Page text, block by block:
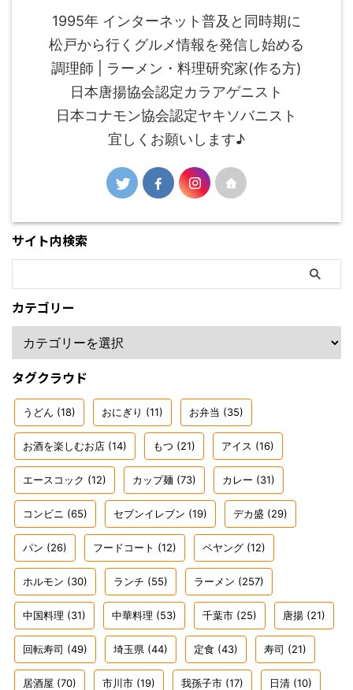
1995年 インターネット普及と同時期に
松戸から行くグルメ情報を発信し始める
調理師 | ラーメン・料理研究家(作る方)
日本唐揚協会認定カラアゲニスト
日本コナモン協会認定ヤキソバニスト
宜しくお願いします♪
サイト内検索
カテゴリー
タグクラウド
うどん (18) おにぎり (11) お弁当 (35)
お酒を楽しむお店 (14) もつ (21) アイス (16)
エースコック (12) カップ麺 (73) カレー (31)
コンビニ (65) セブンイレブン (19) デカ盛 (29)
パン (26) フードコート (12) ペヤング (12)
ホルモン (30) ランチ (55) ラーメン (257)
中国料理 (31) 中華料理 (53) 千葉市 (25) 唐揚 (21)
回転寿司 (49) 埼玉県 (44) 定食 (43) 寿司 (21)
居酒屋 (70) 市川市 (19) 我孫子市 (17) 日清 (10)